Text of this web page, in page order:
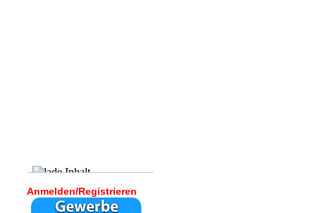
Anmelden/Registrieren